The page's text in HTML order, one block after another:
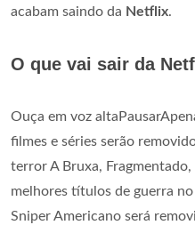
acabam saindo da Netflix.
O que vai sair da
Ouça em voz
filmes e séries serão
terror A Bruxa,
melhores títulos de guerra
Sniper Americano será